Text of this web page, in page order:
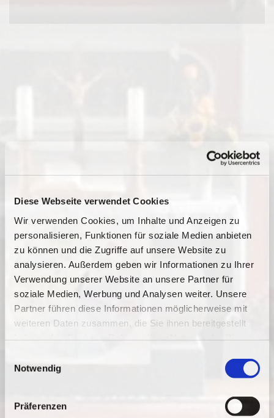
Diese Webseite verwendet Cookies
Wir verwenden Cookies, um Inhalte und Anzeigen zu
personalisieren, Funktionen für soziale Medien anbieten
zu können und die Zugriffe auf unsere Website zu
analysieren. Außerdem geben wir Informationen zu Ihrer
Verwendung unserer Website an unsere Partner für
soziale Medien, Werbung und Analysen weiter. Unsere
Partner führen diese Informationen möglicherweise mit
weiteren Daten zusammen, die Sie ihnen bereitgestellt
Notwendig
Präferenzen
Dies könnte Sie auch
interessieren